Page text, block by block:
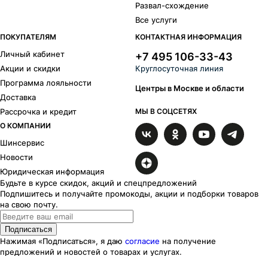
Развал-схождение
Все услуги
ПОКУПАТЕЛЯМ
Личный кабинет
Акции и скидки
Программа лояльности
Доставка
Рассрочка и кредит
О КОМПАНИИ
Шинсервис
Новости
Юридическая информация
КОНТАКТНАЯ ИНФОРМАЦИЯ
+7 495 106-33-43
Круглосуточная линия
Центры в Москве и области
МЫ В СОЦСЕТЯХ
Будьте в курсе скидок, акций и спецпредложений
Подпишитесь и получайте промокоды, акции и подборки товаров
на свою почту.
Подписаться
Нажимая «Подписаться», я даю согласие на получение
предложений и новостей о товарах и услугах.